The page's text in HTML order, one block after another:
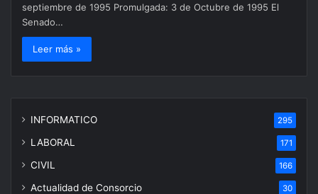
septiembre de 1995 Promulgada: 3 de Octubre de 1995 El
Senado…
Leer más »
INFORMATICO 295
LABORAL 171
CIVIL 166
Actualidad de Consorcio 30